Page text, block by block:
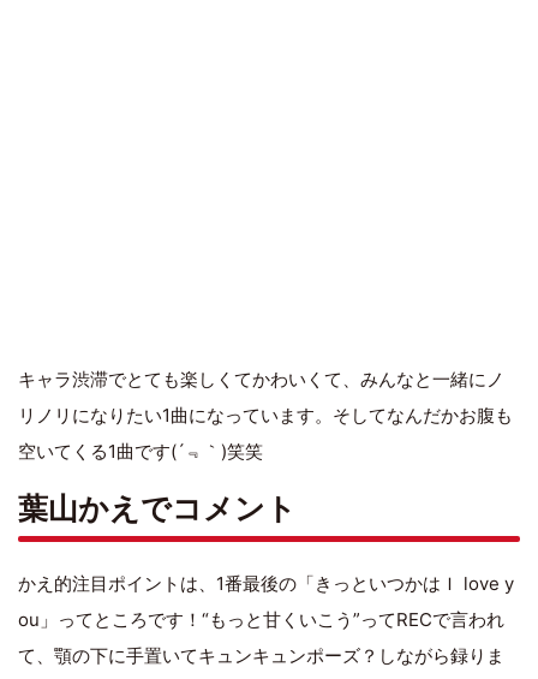
キャラ渋滞でとても楽しくてかわいくて、みんなと一緒にノ
リノリになりたい1曲になっています。そしてなんだかお腹も
空いてくる1曲です(´﹃｀)笑笑
葉山かえでコメント
かえ的注目ポイントは、1番最後の「きっといつかはＩ love y
ou」ってところです！“もっと甘くいこう”ってRECで言われ
て、顎の下に手置いてキュンキュンポーズ？しながら録りま